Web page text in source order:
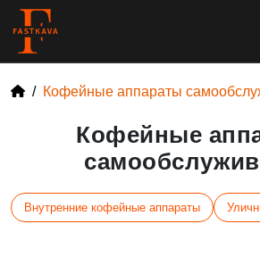
Кофейные аппараты
Кофейные
Внутренние кофейные аппараты